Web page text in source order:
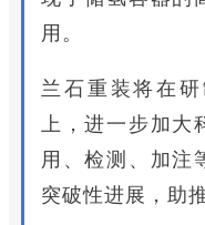
用。
兰石重装将在
上，进一步加
用、检测、加注
突破性进展，助